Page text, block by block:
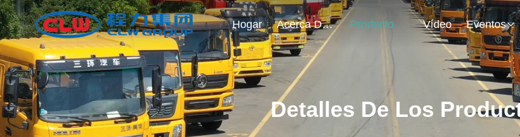
Hogar Acerca De Nosotros Productos Vídeo Eventos
Detalles De Los